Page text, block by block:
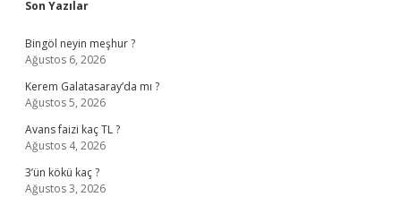
Sidebar
Son Yazılar
Bingöl neyin meşhur ?
Ağustos 6, 2026
Kerem Galatasaray’da mı ?
Ağustos 5, 2026
Avans faizi kaç TL ?
Ağustos 4, 2026
3’ün kökü kaç ?
Ağustos 3, 2026